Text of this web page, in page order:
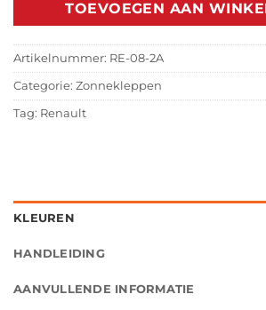
TOEVOEGEN AAN
Artikelnummer: RE-08-2A
Categorie: Zonnekleppen
Tag: Renault
KLEUREN
HANDLEIDING
AANVULLENDE INFORMATIE